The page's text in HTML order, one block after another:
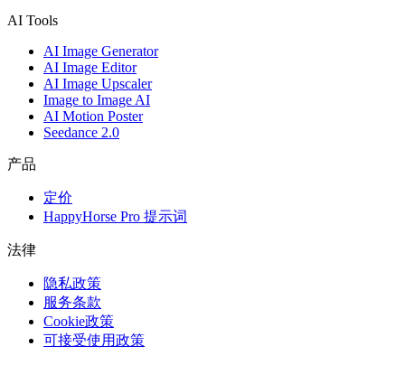
AI Tools
AI Image Generator
AI Image Editor
AI Image Upscaler
Image to Image AI
AI Motion Poster
Seedance 2.0
产品
定价
HappyHorse Pro 提示词
法律
隐私政策
服务条款
Cookie政策
可接受使用政策